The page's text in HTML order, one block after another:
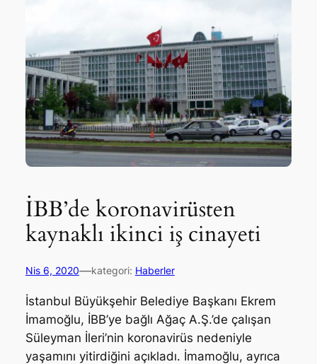
İBB’de koronavirüsten
kaynaklı ikinci iş cinayeti
Nis 6, 2020—kategori: Haberler
İstanbul Büyükşehir Belediye Başkanı Ekrem
İmamoğlu, İBB’ye bağlı Ağaç A.Ş.’de çalışan
Süleyman İleri’nin koronavirüs nedeniyle
yaşamını yitirdiğini açıkladı. İmamoğlu, ayrıca